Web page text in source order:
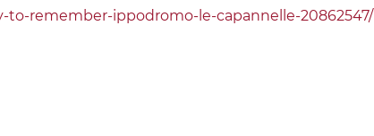
remember-ippodromo-le-capannelle-20862547/